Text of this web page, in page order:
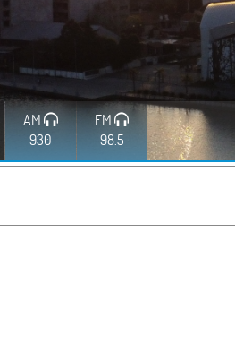
AM
930
FM
98.5